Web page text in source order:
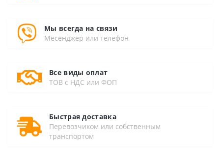
Мы всегда на связи
Месенджер или телефон
Все виды оплат
ТОВ с НДС или ФОП
Быстрая доставка
Перевозчиком или собственным
транспортом